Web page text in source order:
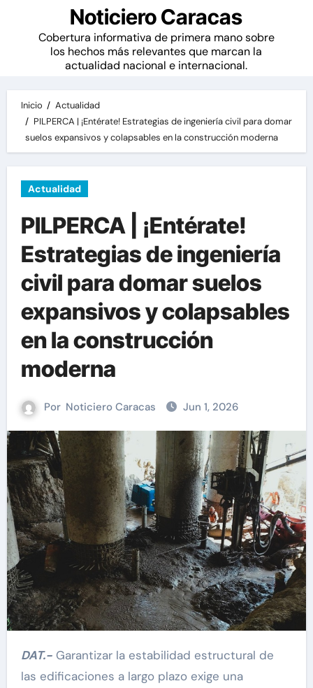
Noticiero Caracas
Cobertura informativa de primera mano sobre
los hechos más relevantes que marcan la
actualidad nacional e internacional.
Inicio
Actualidad
PILPERCA | ¡Entérate! Estrategias de ingeniería civil para domar
suelos expansivos y colapsables en la construcción moderna
Actualidad
PILPERCA | ¡Entérate!
Estrategias de ingeniería
civil para domar suelos
expansivos y colapsables
en la construcción
moderna
Por Noticiero Caracas Jun 1, 2026
DAT.-Garantizar la estabilidad estructural de
las edificaciones a largo plazo exige una